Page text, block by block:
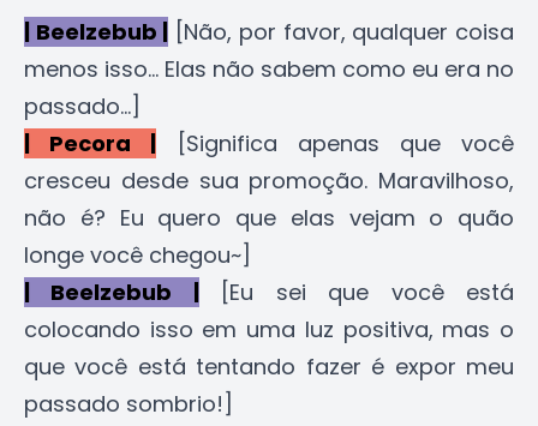
| Beelzebub | [Não, por favor, qualquer coisa
menos isso... Elas não sabem como eu era no
passado...]
| Pecora | [Significa apenas que você
cresceu desde sua promoção. Maravilhoso,
não é? Eu quero que elas vejam o quão
longe você chegou~]
| Beelzebub |[Eu sei que você está
colocando isso em uma luz positiva, mas o
que você está tentando fazer é expor meu
passado sombrio!]